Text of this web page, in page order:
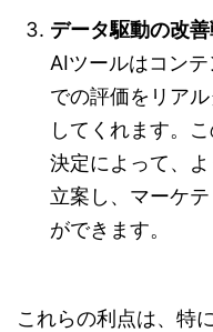
データ駆動の改
AIツールはコン
での評価をリア
してくれます。
決定によって、
立案し、マーケ
ができます。
これらの利点は、特